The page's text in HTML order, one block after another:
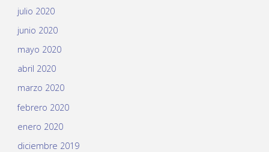
julio 2020
junio 2020
mayo 2020
abril 2020
marzo 2020
febrero 2020
enero 2020
diciembre 2019